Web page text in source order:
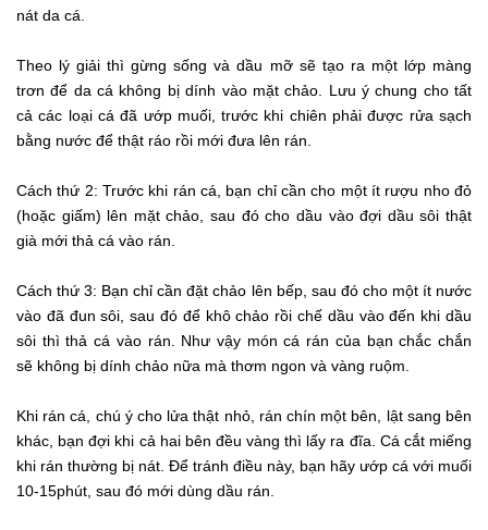
nát da cá.
Theo lý giải thì gừng sống và dầu mỡ sẽ tạo ra một lớp màng
trơn để da cá không bị dính vào mặt chảo. Lưu ý chung cho tất
cả các loại cá đã ướp muối, trước khi chiên phải được rửa sạch
bằng nước để thật ráo rồi mới đưa lên rán.
Cách thứ 2: Trước khi rán cá, bạn chỉ cần cho một ít rượu nho đỏ
(hoặc giấm) lên mặt chảo, sau đó cho dầu vào đợi dầu sôi thật
già mới thả cá vào rán.
Cách thứ 3: Bạn chỉ cần đặt chảo lên bếp, sau đó cho một ít nước
vào đã đun sôi, sau đó để khô chảo rồi chế dầu vào đến khi dầu
sôi thì thả cá vào rán. Như vậy món cá rán của bạn chắc chắn
sẽ không bị dính chảo nữa mà thơm ngon và vàng ruộm.
Khi rán cá, chú ý cho lửa thật nhỏ, rán chín một bên, lật sang bên
khác, bạn đợi khi cả hai bên đều vàng thì lấy ra đĩa. Cá cắt miếng
khi rán thường bị nát. Để tránh điều này, bạn hãy ướp cá với muối
10-15phút, sau đó mới dùng dầu rán.